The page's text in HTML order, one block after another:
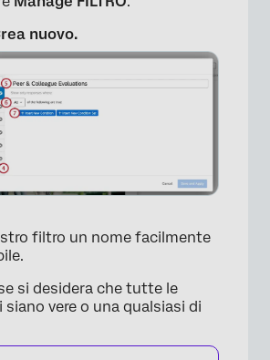
nuovo.
filtro un nome facilmente
si desidera che tutte le
vere o una qualsiasi di